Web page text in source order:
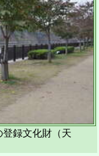
録文化財（天